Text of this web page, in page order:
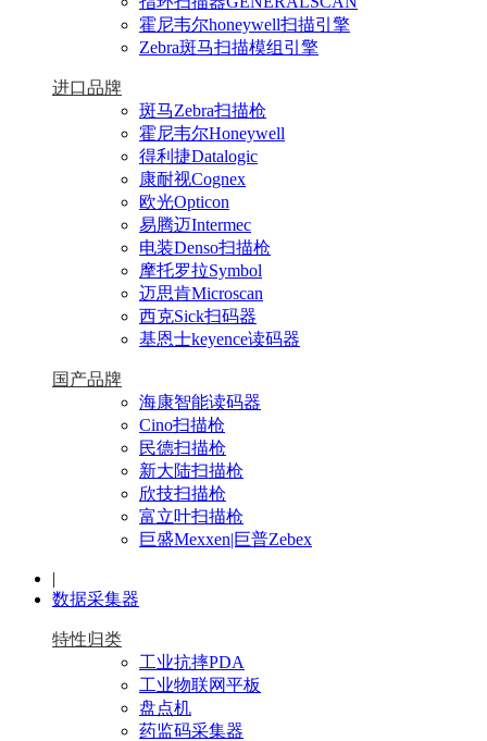
霍尼韦尔honeywell扫描引擎
Zebra斑马扫描模组引擎
进口品牌
斑马Zebra扫描枪
霍尼韦尔Honeywell
得利捷Datalogic
康耐视Cognex
欧光Opticon
易腾迈Intermec
电装Denso扫描枪
摩托罗拉Symbol
迈思肯Microscan
西克Sick扫码器
基恩士keyence读码器
国产品牌
海康智能读码器
Cino扫描枪
民德扫描枪
新大陆扫描枪
欣技扫描枪
富立叶扫描枪
巨盛Mexxen|巨普Zebex
|
数据采集器
特性归类
工业抗摔PDA
工业物联网平板
盘点机
药监码采集器